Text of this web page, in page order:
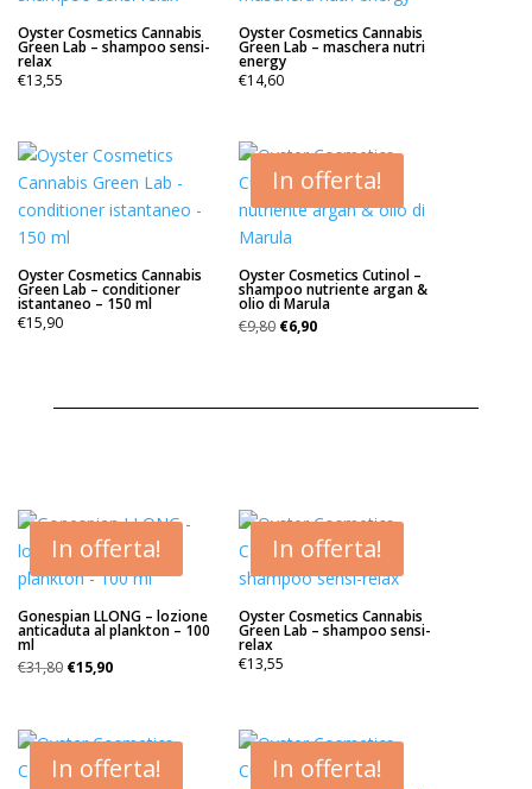
Oyster Cosmetics Cannabis
Green Lab – shampoo sensi-
relax
€13,55
Oyster Cosmetics Cannabis
Green Lab – maschera nutri
energy
€14,60
Oyster Cosmetics Cannabis
Green Lab – conditioner
istantaneo – 150 ml
€15,90
In offerta!
Oyster Cosmetics Cutinol –
shampoo nutriente argan &
olio di Marula
€9,80 Il
€6,90Il
In offerta!
Gonespian LLONG – lozione
anticaduta al plankton – 100
ml
€31,80 Il
era:
€31,80.
€15,90Il
€15,90.
In offerta!
Oyster Cosmetics Cannabis
Green Lab – shampoo sensi-
relax
€13,55
In offerta! In offerta!